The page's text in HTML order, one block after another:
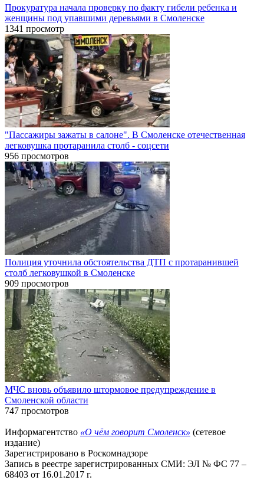
Прокуратура начала проверку по факту гибели ребенка и
женщины под упавшими деревьями в Смоленске
1341 просмотр
"Пассажиры зажаты в салоне". В Смоленске отечественная
легковушка протаранила столб - соцсети
956 просмотров
Полиция уточнила обстоятельства ДТП с протаранившей
столб легковушкой в Смоленске
909 просмотров
МЧС вновь объявило штормовое предупреждение в
Смоленской области
747 просмотров
Информагентство «О чём говорит Смоленск» (сетевое
издание)
Зарегистрировано в Роскомнадзоре
Запись в реестре зарегистрированных СМИ: ЭЛ № ФС 77 –
68403 от 16.01.2017 г.